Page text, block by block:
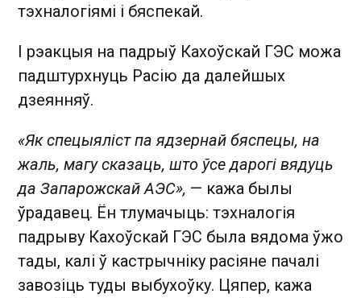
тэхналогіямі і бяспекай.
І рэакцыя на падрыў Кахоўскай ГЭС можа
падштурхнуць Расію да далейшых
дзеянняў.
«Як спецыяліст па ядзернай бяспецы, на
жаль, магу сказаць, што ўсе дарогі вядуць
да Запарожскай АЭС», — кажа былы
ўрадавец. Ён тлумачыць: тэхналогія
падрыву Кахоўскай ГЭС была вядома ўжо
тады, калі ў кастрычніку расіяне пачалі
завозіць туды выбухоўку. Цяпер, кажа